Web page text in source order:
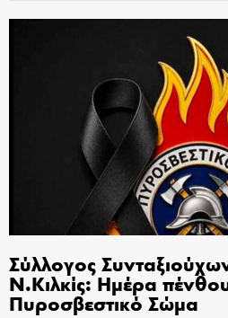
Σύλλογος
Ν.Κιλκίς: Ημέρα
Πυροσβεστικό Σώμα